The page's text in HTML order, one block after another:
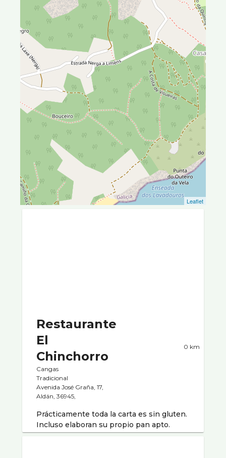
Leaflet
Restaurante
El
Chinchorro
Cangas
Tradicional
Avenida José Graña, 17,
Aldán, 36945,
0 km
Prácticamente toda la carta es sin gluten.
Incluso elaboran su propio pan apto.